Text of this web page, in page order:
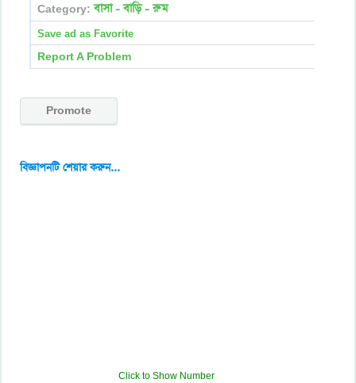
Category:বাসা - বাড়ি - রুম
Report A Problem
Promote
বিজ্ঞাপনটি শেয়ার করুন...
Click to Show Number